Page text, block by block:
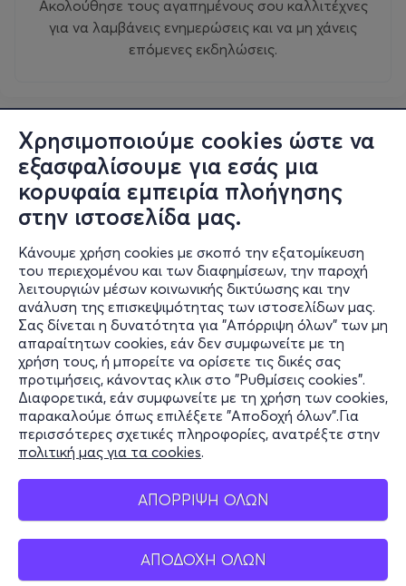
Χρησιμοποιούμε cookies ώστε να
εξασφαλίσουμε για εσάς μια
κορυφαία εμπειρία πλοήγησης
στην ιστοσελίδα μας.
Κάνουμε χρήση cookies με σκοπό την εξατομίκευση
του περιεχομένου και των διαφημίσεων, την παροχή
λειτουργιών μέσων κοινωνικής δικτύωσης και την
ανάλυση της επισκεψιμότητας των ιστοσελίδων μας.
Σας δίνεται η δυνατότητα για "Απόρριψη όλων" των μη
απαραίτητων cookies, εάν δεν συμφωνείτε με τη
χρήση τους, ή μπορείτε να ορίσετε τις δικές σας
προτιμήσεις, κάνοντας κλικ στο "Ρυθμίσεις cookies".
Διαφορετικά, εάν συμφωνείτε με τη χρήση των cookies,
παρακαλούμε όπως επιλέξετε "Αποδοχή όλων".Για
περισσότερες σχετικές πληροφορίες, ανατρέξτε στην
πολιτική μας για τα cookies.
ΑΠΟΡΡΙΨΗ ΟΛΩΝ
ΑΠΟΔΟΧΗ ΟΛΩΝ
Ακολούθησε τους αγαπημένους σου καλλιτέχνες
για να λαμβάνεις ενημερώσεις και να μη χάνεις
επόμενες εκδηλώσεις.
Πληροφορίες
Υποστήριξη
Stay Connected
Mobile app